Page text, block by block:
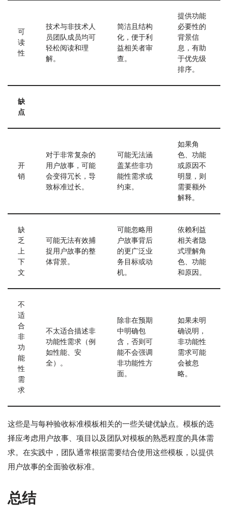
可
读
性
技术与非技术人
员团队成员均可
轻松阅读和理
解。
简洁且结构
化，便于利
益相关者审
查。
提供功能
必要性的
背景信
息，有助
于优先级
排序。
缺
点
开
销
对于非常复杂的
用户故事，可能
会变得冗长，导
致标准过长。
可能无法涵
盖某些非功
能性需求或
约束。
如果角
色、功能
或原因不
明显，则
需要额外
解释。
缺
乏
上
下
文
可能无法有效捕
捉用户故事的整
体背景。
可能忽略用
户故事背后
的更广泛业
务目标或动
机。
依赖利益
相关者隐
式理解角
色、功能
和原因。
不
适
合
非
功
能
性
需
求
不太适合描述非
功能性需求（例
如性能、安
全）。
除非在预期
中明确包
含，否则可
能不会强调
非功能性方
面。
如果未明
确说明，
非功能性
需求可能
会被忽
略。
这些是与每种验收标准模板相关的一些关键优缺点。模板的选
择应考虑用户故事、项目以及团队对模板的熟悉程度的具体需
求。在实践中，团队通常根据需要结合使用这些模板，以提供
用户故事的全面验收标准。
总结